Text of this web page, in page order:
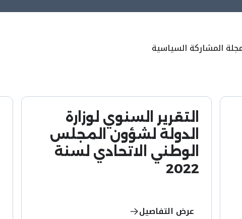
المشاركة السياسية
التقرير السنوي لوزارة
الدولة لشؤون المجلس
الوطني الاتحادي لسنة
2022
عرض التفاصيل